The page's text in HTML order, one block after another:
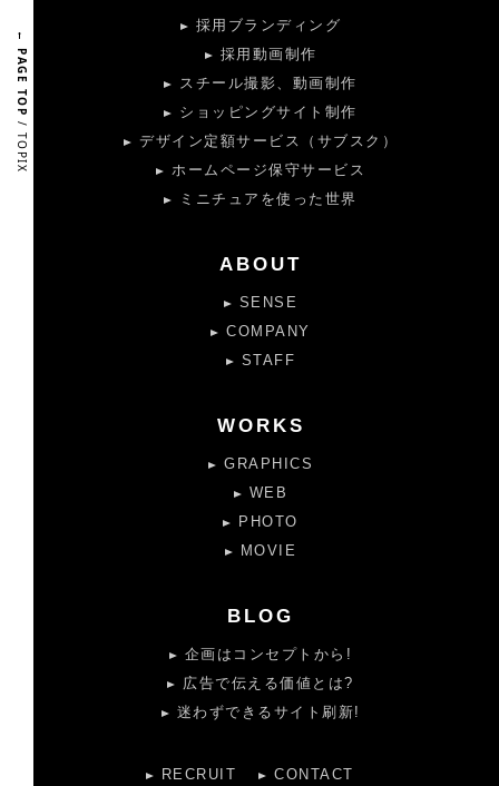
← PAGE TOP
/ TOPIX
採用ブランディング
採用動画制作
スチール撮影、動画制作
ショッピングサイト制作
デザイン定額サービス（サブスク）
ホームページ保守サービス
ミニチュアを使った世界
ABOUT
SENSE
COMPANY
STAFF
WORKS
GRAPHICS
WEB
PHOTO
MOVIE
BLOG
企画はコンセプトから!
広告で伝える価値とは?
迷わずできるサイト刷新!
RECRUIT CONTACT